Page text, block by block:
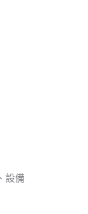
設備